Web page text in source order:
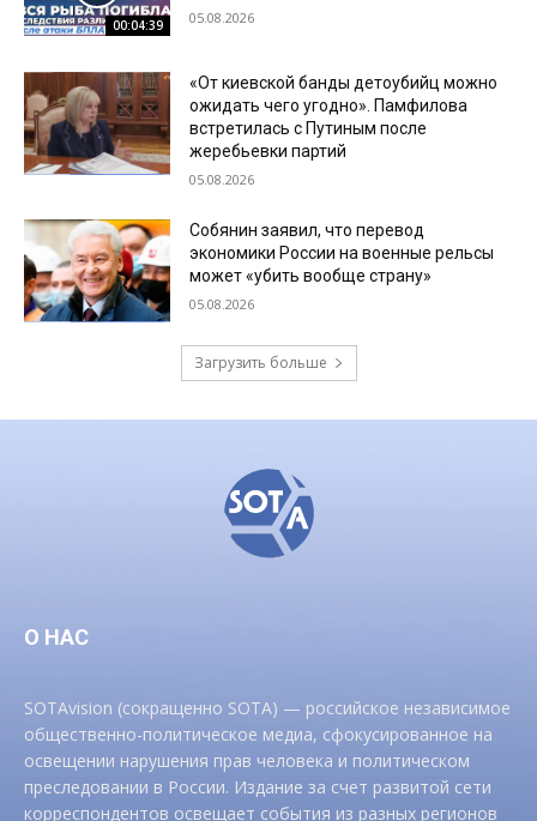
00:04:39 05.08.2026
«От киевской банды детоубийц можно
ожидать чего угодно». Памфилова
встретилась с Путиным после
жеребьевки партий
05.08.2026
Собянин заявил, что перевод
экономики России на военные рельсы
может «убить вообще страну»
05.08.2026
Загрузить больше
О НАС
SOTAvision (сокращенно SOTA) — российское независимое
общественно-политическое медиа, сфокусированное на
освещении нарушения прав человека и политическом
преследовании в России. Издание за счет развитой сети
корреспондентов освещает события из разных регионов